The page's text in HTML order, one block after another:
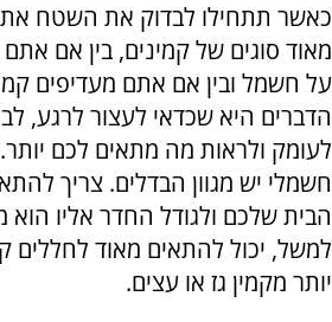
כאשר תתחילו לבדוק את השטח
מאוד סוגים של קמינים, בין אם
על חשמל ובין אם אתם מעדיפים
הדברים היא שכדאי לעצור לרגע,
לעומק ולראות מה מתאים לכם יותר.
חשמלי יש מגוון הבדלים. צריך
הבית שלכם ולגודל החדר אליו הוא
למשל, יכול להתאים מאוד לחללים
יותר מקמין גז או עצים.